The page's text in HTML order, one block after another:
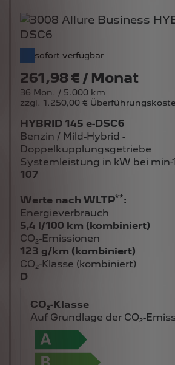
sofort verfügbar
261,98 € / Monat
36 Mon. / 5.000 km
zzgl. 1.250,00 €
HYBRID 145 e-DSC6
Benzin / Mild-Hybrid -
Doppelkupplungsgetriebe
Systemleistung in kW bei min-1
107
Werte nach WLTP**:
Energieverbrauch
5,4 l/100 km (kombiniert)
CO₂-Emissionen
123 g/km (kombiniert)
CO₂-Klasse (kombiniert)
D
CO₂-Klasse
Auf Grundlage der CO₂-